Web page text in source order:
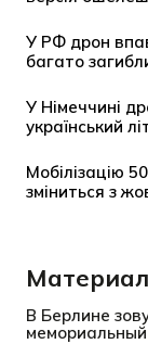
В Берлине
мемориальный